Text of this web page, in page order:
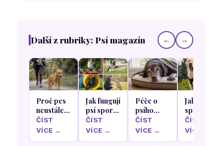
Další z rubriky: Psí magazín ← →
Proč pes
neustále
tahá na
vodítku a
ČÍST
VÍCE →
Jak fungují
psí sporty
aneb od
agility po
ČÍST
VÍCE →
Péče o
psího
seniora:
Jak mu
ČÍST
VÍCE →
Jak
správně
vybrat
obojek,
ČÍST
VÍCE →